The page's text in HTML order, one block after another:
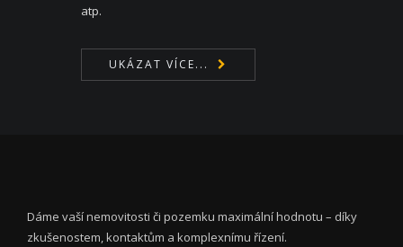
atp.
UKÁZAT VÍCE...
Dáme vaší nemovitosti či pozemku maximální hodnotu – díky
zkušenostem, kontaktům a komplexnímu řízení.